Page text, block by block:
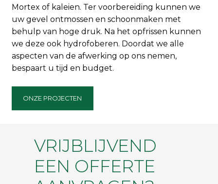
Mortex of kaleien. Ter voorbereiding kunnen we
uw gevel ontmossen en schoonmaken met
behulp van hoge druk. Na het opfrissen kunnen
we deze ook hydrofoberen. Doordat we alle
aspecten van de afwerking op ons nemen,
bespaart u tijd en budget.
ONZE PROJECTEN
VRIJBLIJVEND
EEN OFFERTE